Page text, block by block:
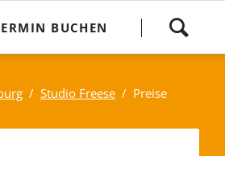
überspringen
BUCHEN
Studio Freese Preise